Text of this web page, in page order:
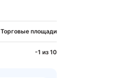
Торговые площади
-1 из 10